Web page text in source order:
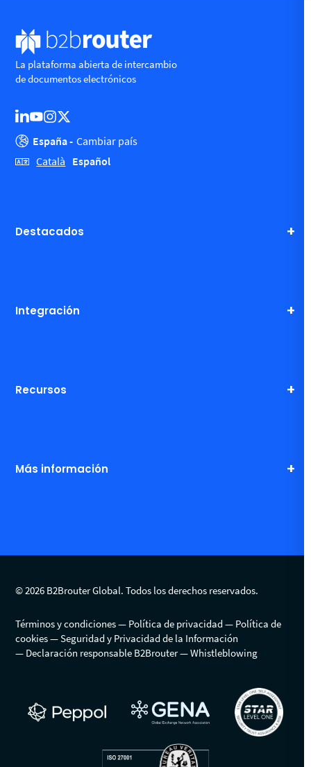
La plataforma abierta de intercambio
de documentos electrónicos
España - Cambiar país
Català Español
Destacados
Integración
Recursos
Más información
© 2026 B2Brouter Global. Todos los derechos reservados.
Términos y condiciones Política de privacidad
Política de
cookies
Seguridad y Privacidad de la Información
Declaración responsable B2Brouter
Whistleblowing